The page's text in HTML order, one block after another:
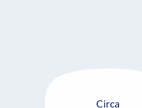
Circa